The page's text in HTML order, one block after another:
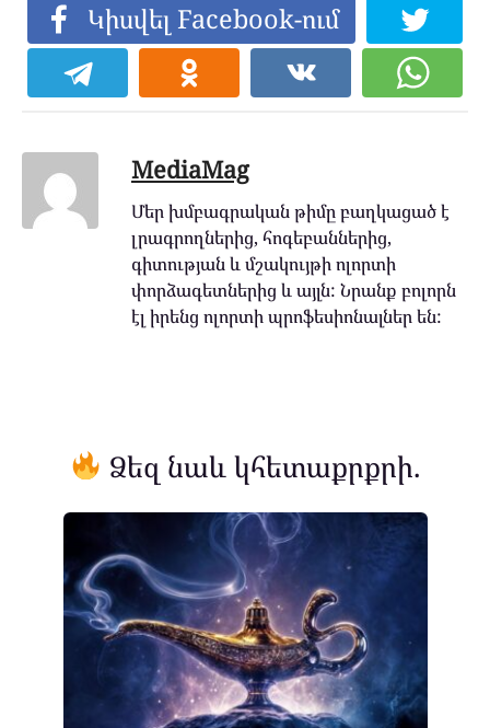
Կիսվել Facebook-ում
MediaMag
Մեր խմբագրական թիմը բաղկացած է
լրագրողներից, հոգեբաններից,
գիտության և մշակույթի ոլորտի
փորձագետներից և այլն: Նրանք բոլորն
էլ իրենց ոլորտի պրոֆեսիոնալներ են:
Ձեզ նաև կհետաքրքրի.